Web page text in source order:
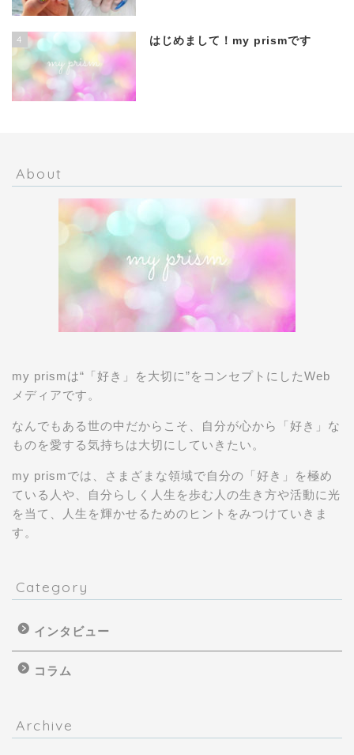
4 はじめまして！my prismです
About
my prismは“「好き」を大切に”をコンセプトにしたWeb
メディアです。
なんでもある世の中だからこそ、自分が心から「好き」な
ものを愛する気持ちは大切にしていきたい。
my prismでは、さまざまな領域で自分の「好き」を極め
ている人や、自分らしく人生を歩む人の生き方や活動に光
を当て、人生を輝かせるためのヒントをみつけていきま
す。
Category
インタビュー
コラム
Archive